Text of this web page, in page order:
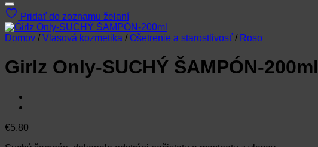
Pridať do zoznamu želaní
Domov / Vlasová kozmetika / Ošetrenie a starostlivosť / Roso
Girlz Only-SUCHÝ ŠAMPÓN-200ml
€5.80